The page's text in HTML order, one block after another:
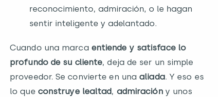
reconocimiento, admiración, o le hagan
sentir inteligente y adelantado.
Cuando una marca entiende y satisface lo
profundo de su cliente, deja de ser un simple
proveedor. Se convierte en unaaliada. Y eso es
lo que construye lealtad, admiracióny unos